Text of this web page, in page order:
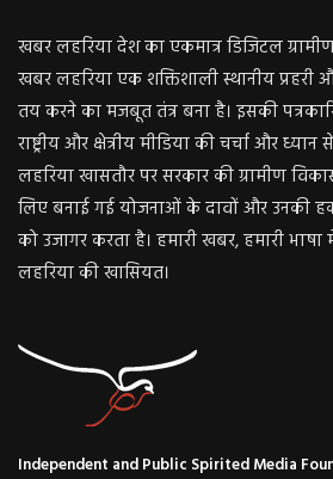
खबर लहरिया देश का एकमात्र डिजिटल
खबर लहरिया एक शक्तिशाली स्थानीय प्रहरी
तय करने का मजबूत तंत्र बना है। इसकी
राष्ट्रीय और क्षेत्रीय मीडिया की चर्चा और
लहरिया खासतौर पर सरकार की ग्रामीण
लिए बनाई गई योजनाओं के दावों और उनकी
को उजागर करता है। हमारी खबर, हमारी
लहरिया की खासियत।
Independent and Public Spirited Media